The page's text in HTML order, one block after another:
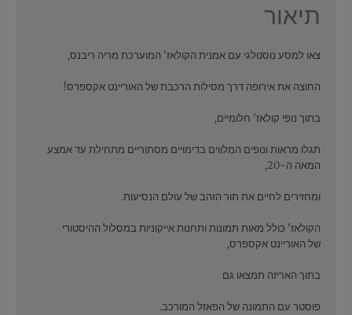
תיאור
צאו למסע נוסטלגי עם אמנית הקולאז' המוערכת מריה ריבנס,
החוצה את אירופה דרך מסילות הרכבת של האוריינט אקספרס!
בתוך נופי קולאז' חלומיים,
תגלו מראות ונופים המלווים בדימויים מסתוריים מתחילת עד אמצע
המאה ה-20,
ומחזירים לחיים את תור הזהב של עולם הנסיעות.
הקולאז' כולל מאות תמונות ותחנות אייקוניות במסלול ההיסטורי
של האוריינט אקספרס,
בתוך האריזה תמצאו גם
פוסטר עם התמונה של הפאזל המורכב.